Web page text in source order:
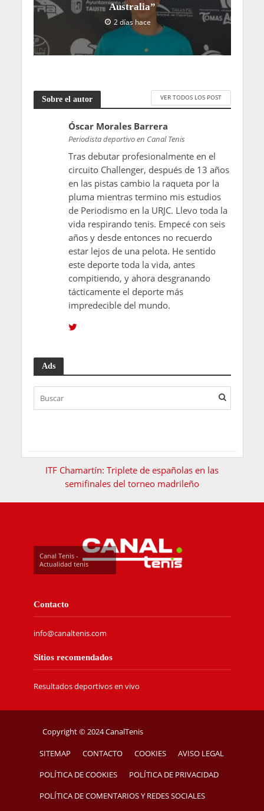
Australia”
2 días hace
Sobre el autor VER TODOS LOS POST
Óscar Morales Barrera
Periodista deportivo en Canal Tenis
Tras debutar profesionalmente en el
circuito Challenger, después de 13 años
en las pistas cambio la raqueta por la
pluma mientras termino mis estudios
de Periodismo en la URJC. Llevo toda la
vida respirando tenis. Empecé con seis
años y desde entonces no recuerdo
estar lejos de una pelota. He sentido
este deporte toda la vida, antes
compitiendo, y ahora desgranando
tácticamente el deporte más
impredecible del mundo.
Ads
ITF Chamartín: Triplete de españolas en las
semifinales del torneo madrileño
Canal Tenis -
Actualidad tenis
Contacto
info@canaltenis.com
Sitios recomendados
Resultados deportivos en vivo
Copyright © 2024 CanalTenis
SITEMAP CONTACTO COOKIES AVISO LEGAL
POLÍTICA DE COOKIES POLÍTICA DE PRIVACIDAD
POLÍTICA DE COMENTARIOS Y REDES SOCIALES